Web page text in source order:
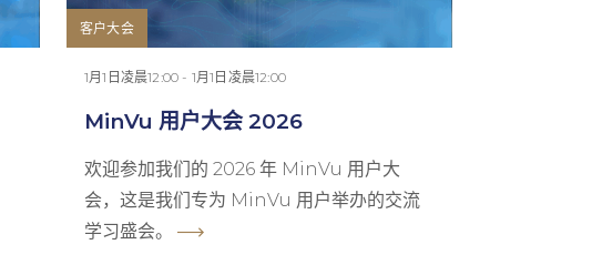
客户大会
1月1日凌晨12:00 - 1月1日凌晨12:00
MinVu 用户大会 2026
欢迎参加我们的 2026 年 MinVu 用户大
会，这是我们专为 MinVu 用户举办的交流
学习盛会。